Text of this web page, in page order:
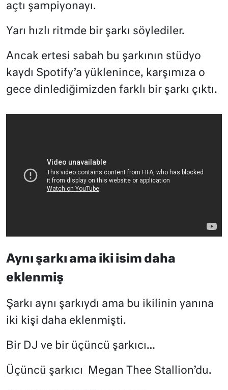
açtı şampiyonayı.
Yarı hızlı ritmde bir şarkı söylediler.
Ancak ertesi sabah bu şarkının stüdyo
kaydı Spotify’a yüklenince, karşımıza o
gece dinlediğimizden farklı bir şarkı çıktı.
Aynı şarkı ama iki isim daha
eklenmiş
Şarkı aynı şarkıydı ama bu ikilinin yanına
iki kişi daha eklenmişti.
Bir DJ ve bir üçüncü şarkıcı…
Üçüncü şarkıcı Megan Thee Stallion’du.